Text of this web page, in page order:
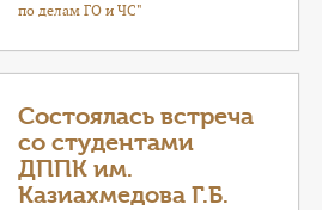
по делам ГО и ЧС"
Состоялась встреча
со студентами
ДППК им.
Казиахмедова Г.Б.